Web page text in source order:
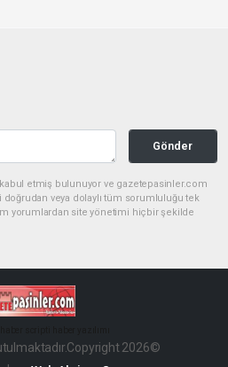
Gönder
kabul etmiş bulunuyor ve gazetepasinler.com
doğrudan veya dolaylı tüm sorumluluğu tek
yorumlardan site yönetimi hiçbir şekilde
2026©